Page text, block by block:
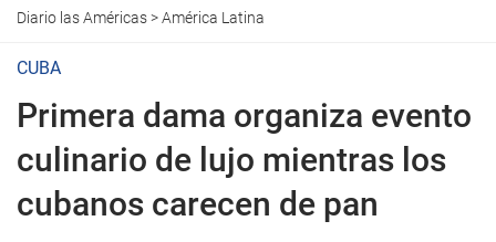
Diario las Américas>América Latina
CUBA
Primera dama organiza evento
culinario de lujo mientras los
cubanos carecen de pan